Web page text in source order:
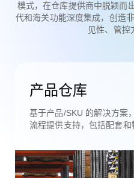
模式，在仓库提供商中脱颖而
代和海关功能深度集成，创造
见性、管控
产品仓库
基于产品/SKU 的解决方案
流程提供支持，包括配套和